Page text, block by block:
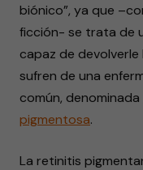
biónico”, ya que
ficción- se trata de
capaz de devolverle
sufren de una
común, denominada
pigmentosa.
La retinitis